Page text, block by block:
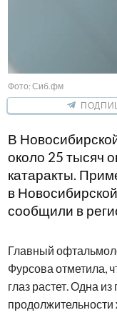
Фото: Сиб.фм
В
около 25 тысяч
катаракты.
в
сообщили в
Главный
Фурсова отметила,
глаз растет. Одна
продолжительности